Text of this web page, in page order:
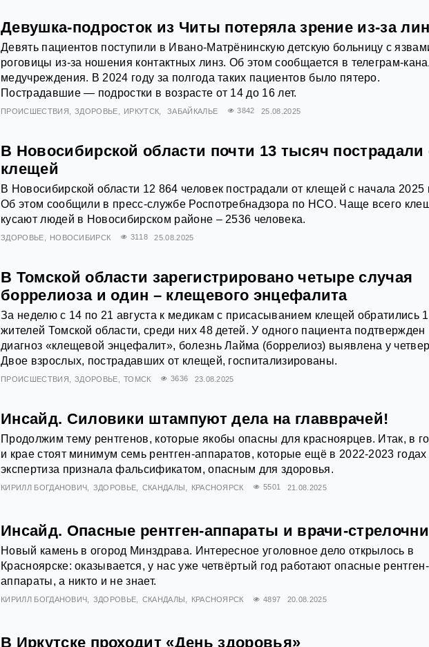
Девушка-подросток из Читы потеряла зрение из-за
Девять пациентов поступили в Ивано-Матрёнинскую детскую больницу с
роговицы из-за ношения контактных линз. Об этом сообщается в телеграм-
медучреждения. В 2024 году за полгода таких пациентов было пятеро.
Пострадавшие — подростки в возрасте от 14 до 16 лет.
ПРОИСШЕСТВИЯ ЗДОРОВЬЕ ИРКУТСК ЗАБАЙКАЛЬЕ 3842 25.08.2025
В Новосибирской области почти 13 тысяч пострадали
клещей
В Новосибирской области 12 864 человек пострадали от клещей с начала 2025
Об этом сообщили в пресс-службе Роспотребнадзора по НСО. Чаще всего
кусают людей в Новосибирском районе – 2536 человека.
ЗДОРОВЬЕ НОВОСИБИРСК 3118 25.08.2025
В Томской области зарегистрировано четыре случая
боррелиоза и один – клещевого энцефалита
За неделю с 14 по 21 августа к медикам с присасыванием клещей обратились
жителей Томской области, среди них 48 детей. У одного пациента подтвержден
диагноз «клещевой энцефалит», болезнь Лайма (боррелиоз) выявлена у
Двое взрослых, пострадавших от клещей, госпитализированы.
ПРОИСШЕСТВИЯ ЗДОРОВЬЕ ТОМСК 3636 23.08.2025
Инсайд. Силовики штампуют дела на главврачей!
Продолжим тему рентгенов, которые якобы опасны для красноярцев. Итак, в
и крае стоят минимум семь рентген-аппаратов, которые ещё в 2022-2023 годах
экспертиза признала фальсификатом, опасным для здоровья.
КИРИЛЛ БОГДАНОВИЧ ЗДОРОВЬЕ СКАНДАЛЫ КРАСНОЯРСК 5501 21.08.2025
Инсайд. Опасные рентген-аппараты и врачи-
Новый камень в огород Минздрава. Интересное уголовное дело открылось в
Красноярске: оказывается, у нас уже четвёртый год работают опасные рентген-
аппараты, а никто и не знает.
КИРИЛЛ БОГДАНОВИЧ ЗДОРОВЬЕ СКАНДАЛЫ КРАСНОЯРСК 4897 20.08.2025
В Иркутске проходит «День здоровья»